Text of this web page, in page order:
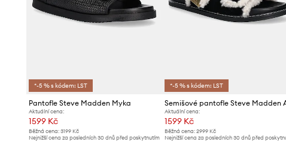
*-5 % s kódem: LST
Pantofle Steve Madden Myka
Aktuální cena:
1599 Kč
Běžná cena: 3199 Kč
Nejnižší cena za posledních 30 dnů před poskytnutím
*-5 % s kódem: LST
Aktuální cena:
1599 Kč
Běžná cena:2999 Kč
Nejnižší cena za posledních 30 dnů před